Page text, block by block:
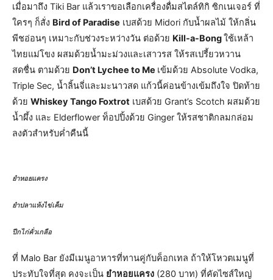
เมื่อมาถึง Tiki Bar แล้วเราขอเลือกเครื่องดื่มสไตล์ทิกิ ซิกเนเจอร์ ที่
ใครๆ ก็สั่ง Bird of Paradise เบสด้วย Midori กับน้ำผลไม้ ให้กลิ่น
พีชอ่อนๆ เหมาะกับช่วงระหว่างวัน ต่อด้วย Kill-a-Bongใช้เหล้า
ไทยแม่โขง ผสมด้วยน้ำมะม่วงและเสาวรส ให้รสเปรี้ยวหวาน
สดชื่น ตามด้วย Don’t Lychee to Me เข้มด้วย Absolute Vodka,
Triple Sec, น้ำลิ้นจี่และมะนาวสด แก้วนี้ค่อนข้างเข้มถึงใจ ปิดท้าย
ด้วย Whiskey Tango Foxtrot เบสด้วย Grant’s Scotch ผสมด้วย
น้ำผึ้ง และ Elderflower ท็อปปิ้งด้วย Ginger ให้รสชาติกลมกล่อม
ลงตัวสำหรับค่ำคืนนี้
ยำหอยแครง
ยำปลาแห้งไข่เค็ม
ปีกไก่คั่วเกลือ
ที่ Malo Bar ยังมีเมนูอาหารที่ทานคู่กับค็อกเทล ถ้าให้โหวตเมนูที่
ประทับใจที่สุด คงจะเป็น ยำหอยแครง (280 บาท) ที่คัดไซส์ใหญ่